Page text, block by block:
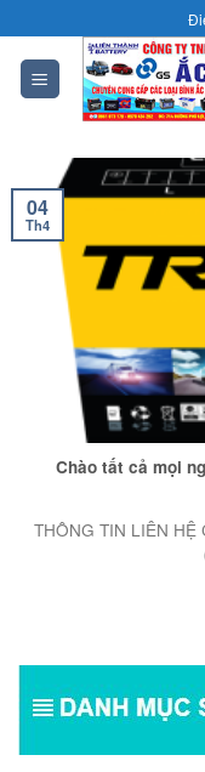
to
content
Chào tất cả mọi
THÔNG TIN LIÊN HỆ
04
Th4